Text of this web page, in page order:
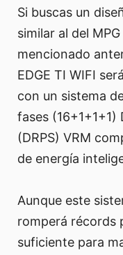
Si buscas un
similar al del
mencionado
EDGE TI WIFI
con un sistema
fases (16+1+1+1)
(DRPS) VRM
de energía
Aunque este
romperá récords
suficiente para